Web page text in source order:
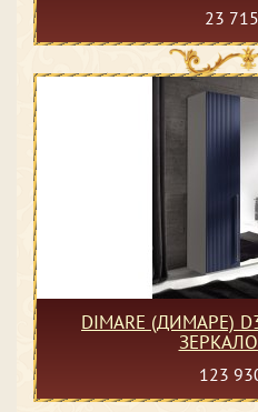
23
DIMARE (ДИМАРЕ)
123